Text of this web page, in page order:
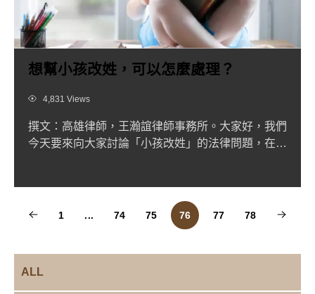
ALL
想幫小孩改姓，可以怎麼處理？
Views4,831 Views
撰文：高雄律師，王瀚誼律師事務所。大家好，我們
今天要來向大家討論「小孩改姓」的法律問題，在離
1 ... 74 75 76 77 78